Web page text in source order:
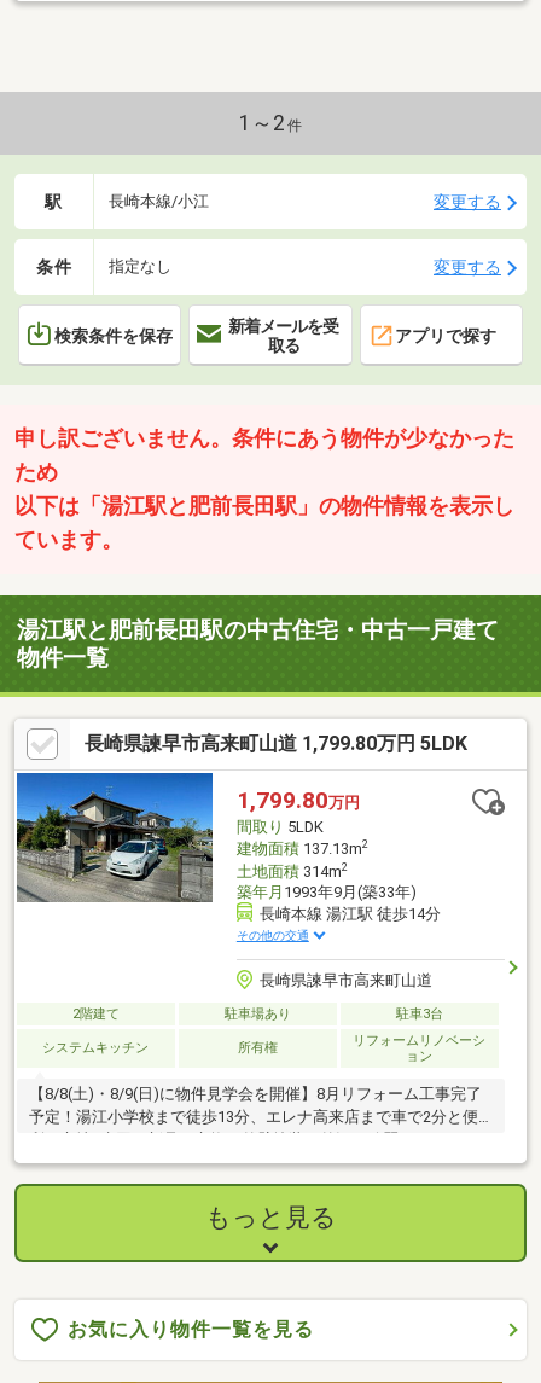
1～2 件
駅 長崎本線/小江 変更する
条件 指定なし 変更する
検索条件を保存
新着メールを受
取る
アプリで探す
申し訳ございません。条件にあう物件が少なかった
ため
以下は「湯江駅と肥前長田駅」の物件情報を表示し
ています。
湯江駅と肥前長田駅の中古住宅・中古一戸建て
物件一覧
長崎県諫早市高来町山道 1,799.80万円 5LDK
1,799.80万円
間取り 5LDK
建物面積137.13m2
土地面積314m2
築年月 1993年9月(築33年)
長崎本線 湯江駅 徒歩14分
その他の交通
長崎県諫早市高来町山道
2階建て 駐車場あり 駐車3台
システムキッチン 所有権
リフォームリノベーシ
ョン
【8/8(土)・8/9(日)に物件見学会を開催】8月リフォーム工事完了
予定！湯江小学校まで徒歩13分、エレナ高来店まで車で2分と便
もっと見る
お気に入り物件一覧を見る